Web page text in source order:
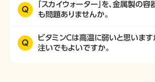
Q
「スカイウォーター」を、金属製の
も問題ありませんか。
Q
ビタミンＣは高温に弱いと思います
注いでもよいですか。